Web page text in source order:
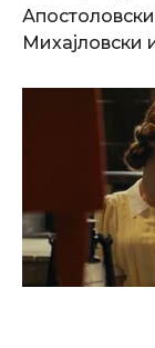
Михајловски